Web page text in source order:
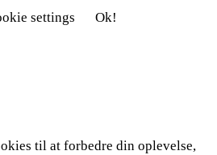
settings Ok!
til at forbedre din oplevelse,